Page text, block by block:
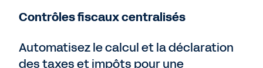
Contrôles fiscaux centralisés
Automatisez le calcul et la déclaration
des taxes et impôts pour une